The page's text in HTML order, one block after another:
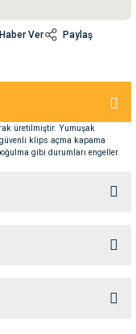
Ver
Paylaş
üretilmiştir. Yumuşak
klips açma kapama
gibi durumları engeller.